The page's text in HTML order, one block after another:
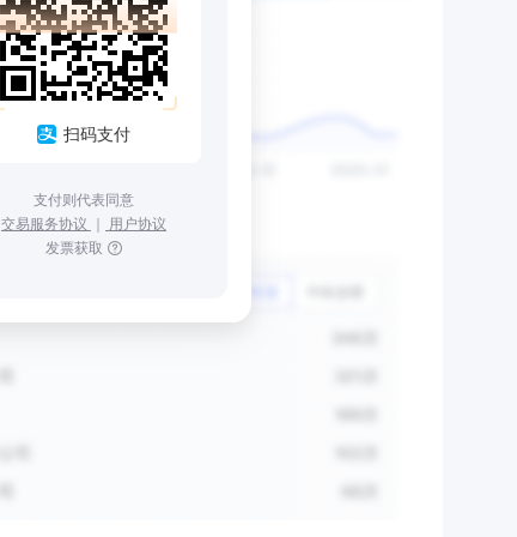
扫码支付
支付则代表同意
交易服务协议 ｜ 用户协议
发票获取